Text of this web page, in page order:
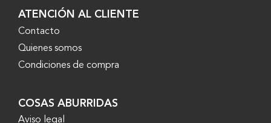
ATENCIÓN AL CLIENTE
Contacto
Quienes somos
Condiciones de compra
COSAS ABURRIDAS
Aviso legal